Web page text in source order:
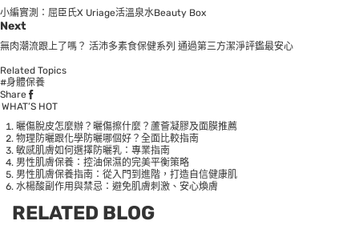
小編實測：屈臣氏X Uriage活溫泉水Beauty Box
Next
無肉潮流跟上了嗎？ 活沛多素食保健系列 通過第三方潔淨評鑑最安心
Related Topics
#身體保養
Share
WHAT’S HOT
曬傷脫皮怎麼辦？曬傷擦什麼？蘆薈凝膠及面膜推薦
物理防曬跟化學防曬哪個好？全面比較指南
敏感肌膚如何選擇防曬乳：專業指南
男性肌膚保養：控油保濕的完美平衡策略
男性肌膚保養指南：從入門到進階，打造自信健康肌
水楊酸副作用與禁忌：避免肌膚刺激、安心煥膚
RELATED BLOG